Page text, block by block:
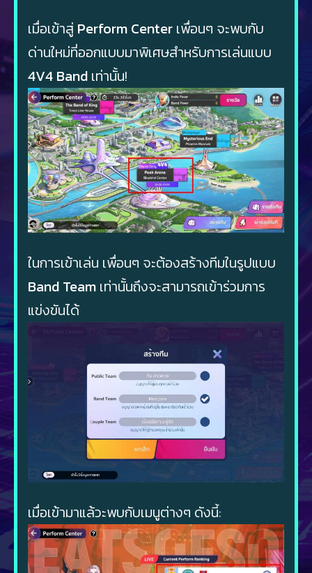
เมื่อเข้าสู่ Perform Center เพื่อนๆ จะพบกับ
ด่านใหม่ที่ออกแบบมาพิเศษสำหรับการเล่นแบบ
4V4 Band เท่านั้น!
ในการเข้าเล่น เพื่อนๆ จะต้องสร้างทีมในรูปแบบ
Band Team เท่านั้นถึงจะสามารถเข้าร่วมการ
แข่งขันได้
เมื่อเข้ามาแล้วะพบกับเมนูต่างๆ ดังนี้: